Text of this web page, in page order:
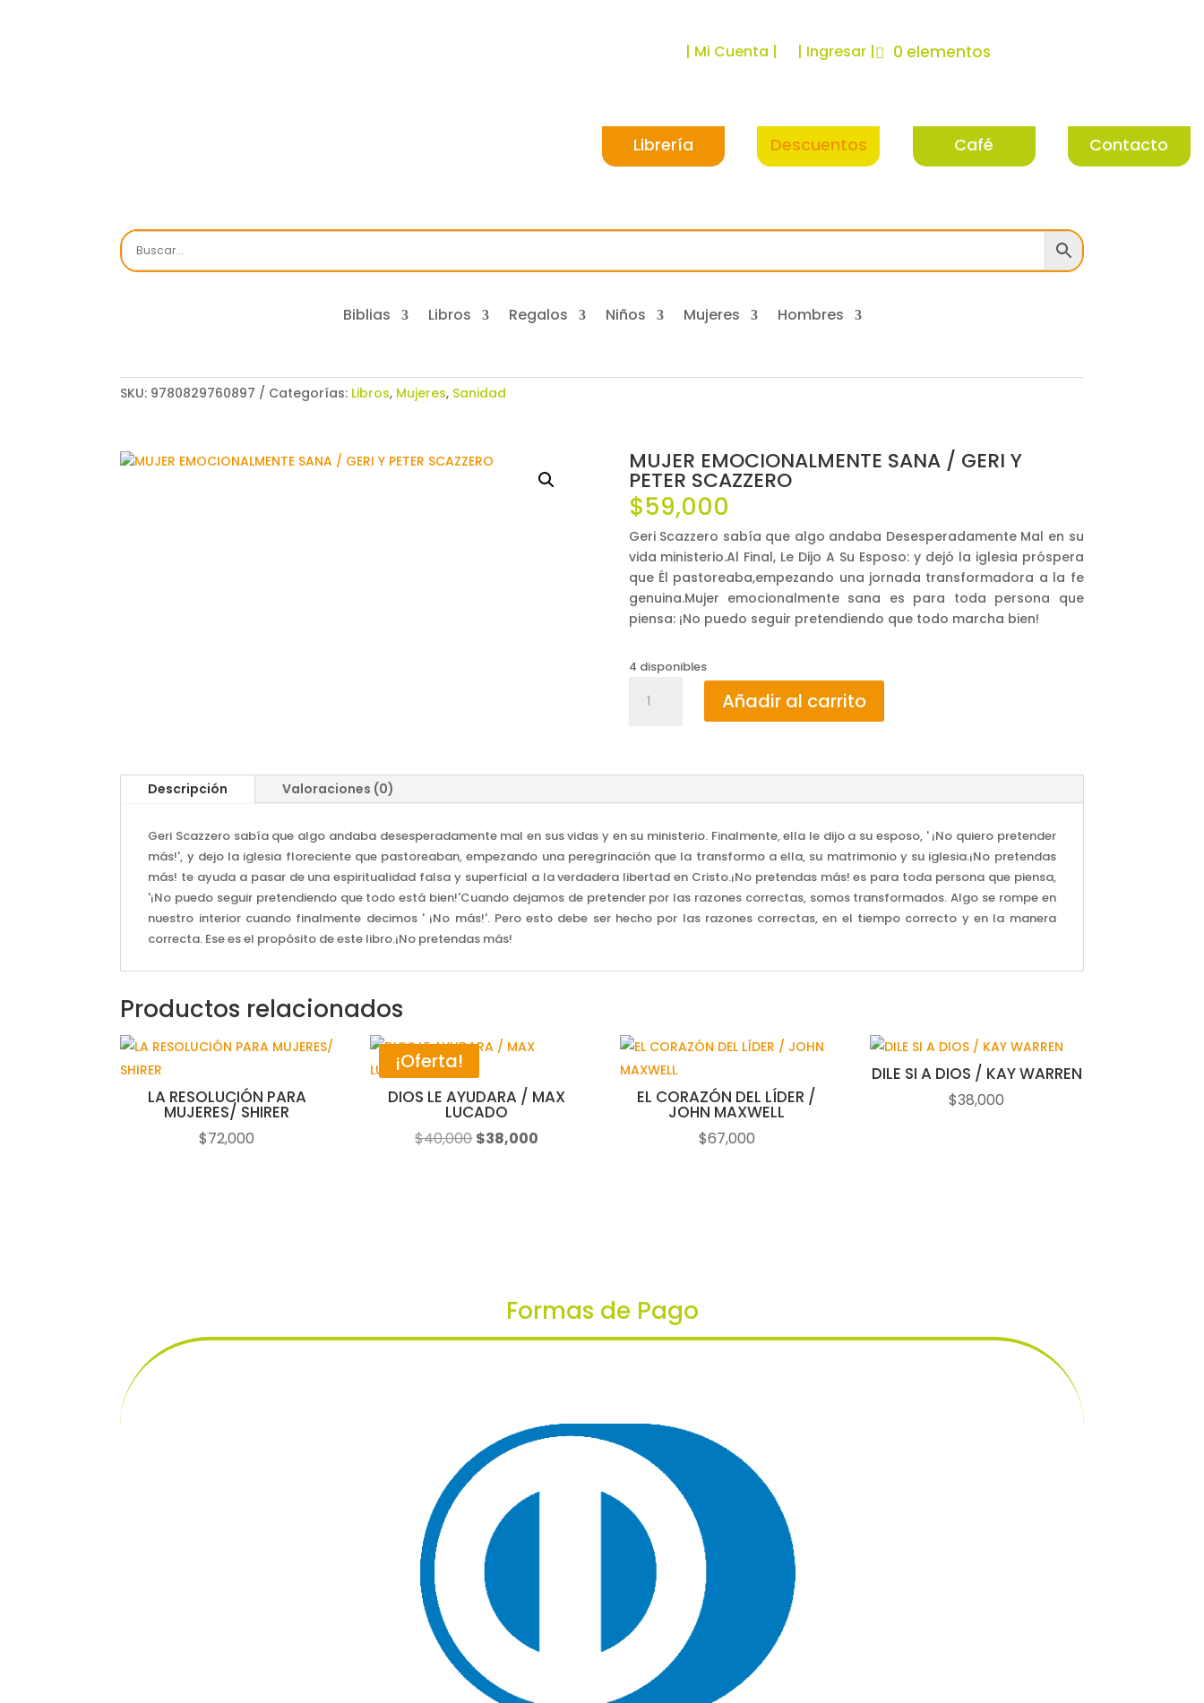
| Mi Cuenta | | Ingresar | 0 elementos
Librería Descuentos Café Contacto
Biblias Libros Regalos Niños Mujeres Hombres
SKU: 9780829760897 Categorías: Libros, Mujeres, Sanidad
MUJER EMOCIONALMENTE SANA / GERI Y
PETER SCAZZERO
$59,000
Geri Scazzero sabía que algo andaba Desesperadamente Mal en su
vida ministerio.Al Final, Le Dijo A Su Esposo: y dejó la iglesia próspera
que Él pastoreaba,empezando una jornada transformadora a la fe
genuina.Mujer emocionalmente sana es para toda persona que
piensa: ¡No puedo seguir pretendiendo que todo marcha bien!
4 disponibles
EMOCIONALMENTE
PETER
SCAZZERO
cantidad
Añadir al carrito
Descripción Valoraciones (0)
Geri Scazzero sabía que algo andaba desesperadamente mal en sus vidas y en su ministerio. Finalmente, ella le dijo a su esposo, ' ¡No quiero pretender
más!', y dejo la iglesia floreciente que pastoreaban, empezando una peregrinación que la transformo a ella, su matrimonio y su iglesia.¡No pretendas
más! te ayuda a pasar de una espiritualidad falsa y superficial a la verdadera libertad en Cristo.¡No pretendas más! es para toda persona que piensa,
'¡No puedo seguir pretendiendo que todo está bien!'Cuando dejamos de pretender por las razones correctas, somos transformados. Algo se rompe en
nuestro interior cuando finalmente decimos ' ¡No más!'. Pero esto debe ser hecho por las razones correctas, en el tiempo correcto y en la manera
correcta. Ese es el propósito de este libro.¡No pretendas más!
Productos relacionados
LA RESOLUCIÓN PARA
MUJERES/ SHIRER
$72,000
¡Oferta!
DIOS LE AYUDARA / MAX
LUCADO
$40,000El
$38,000
EL CORAZÓN DEL LÍDER /
JOHN MAXWELL
$67,000
DILE SI A DIOS / KAY WARREN
$38,000
Formas de Pago